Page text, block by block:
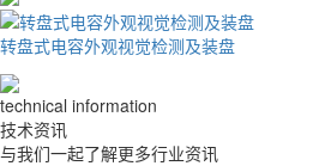
转盘式电容外观视觉检测及装盘
technical information
技术资讯
与我们一起了解更多行业资讯